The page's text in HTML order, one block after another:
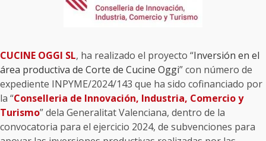
CUCINE OGGI SL, ha realizado el proyecto “Inversión en el
área productiva de Corte de Cucine Oggi” con número de
expediente INPYME/2024/143 que ha sido cofinanciado por
la “Conselleria de Innovación, Industria, Comercio y
Turismo” dela Generalitat Valenciana, dentro de la
convocatoria para el ejercicio 2024, de subvenciones para